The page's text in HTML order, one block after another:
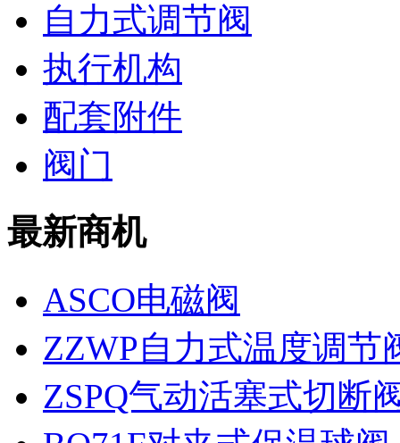
自力式调节阀
执行机构
配套附件
阀门
最新商机
ASCO电磁阀
ZZWP自力式温度调节
ZSPQ气动活塞式切断